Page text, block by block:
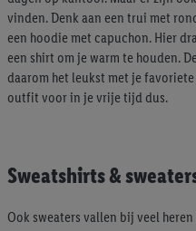
vinden. Denk aan een trui met
een hoodie met capuchon. Hier
een shirt om je warm te houden.
daarom het leukst met je favoriete
outfit voor in je vrije tijd dus.
Sweatshirts &
Ook sweaters vallen bij veel